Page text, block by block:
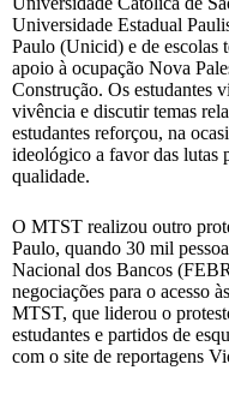
Universidade Estadual
Paulo (Unicid) e de escolas
apoio à ocupação Nova
Construção. Os estudantes
vivência e discutir temas
estudantes reforçou, na
ideológico a favor das lutas
qualidade.
O MTST realizou outro
Paulo, quando 30 mil
Nacional dos Bancos
negociações para o acesso
MTST, que liderou o
estudantes e partidos de
com o site de reportagens